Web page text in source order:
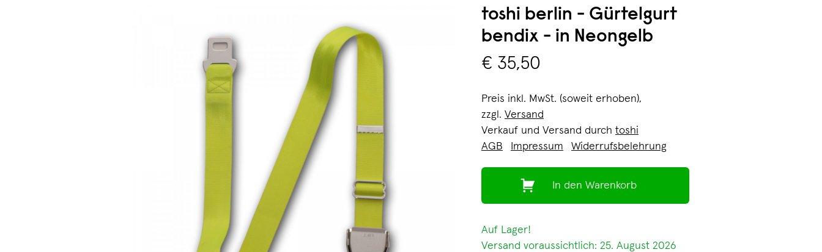
toshi berlin - Gürtelgurt
bendix - in Neongelb
€ 35,50
Preis inkl. MwSt. (soweit erhoben),
zzgl. Versand
Verkauf und Versand durch toshi
AGB
Impressum Widerrufsbelehrung
In den Warenkorb
Auf Lager!
Versand voraussichtlich: 25. August 2026